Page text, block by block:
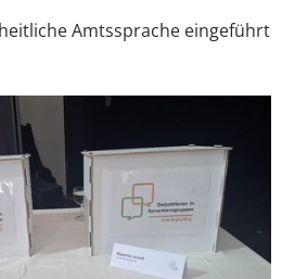
Amtssprache eingeführt